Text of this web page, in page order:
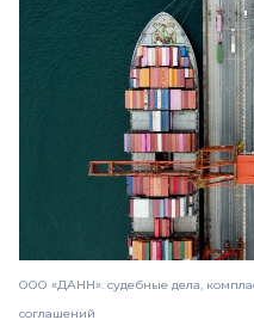
ООО «ДАНН»: судебные дела,
соглашений